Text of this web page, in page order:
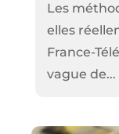
Les
elles
France-
vague de...